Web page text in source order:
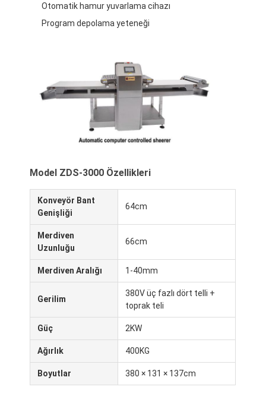
Evde
Ürün
Hakkımızda
Otomatik hamur yuvarlama cihazı
Program depolama yeteneği
Model ZDS-3000 Özellikleri
Konveyör Bant
Genişliği
64cm
Merdiven
Uzunluğu
66cm
Merdiven Aralığı 1-40mm
Gerilim
380V üç fazlı dört telli +
toprak teli
Güç 2KW
Ağırlık 400KG
Boyutlar 380 × 131 × 137cm